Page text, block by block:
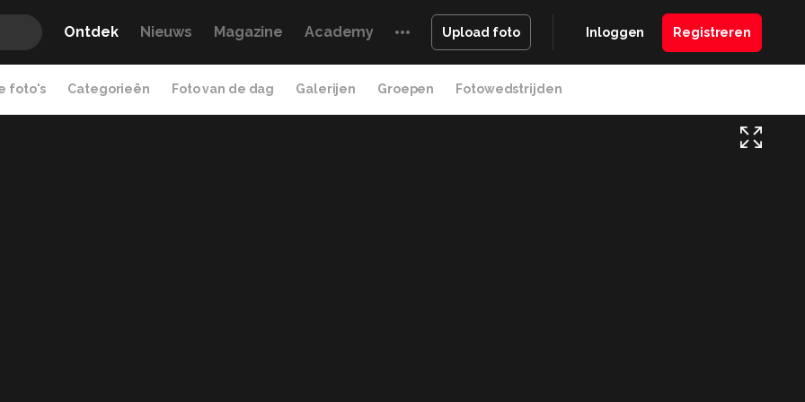
Ontdek Nieuws Magazine Academy Upload foto Inloggen Registreren
foto's Categorieën Foto van de dag Galerijen Groepen Fotowedstrijden